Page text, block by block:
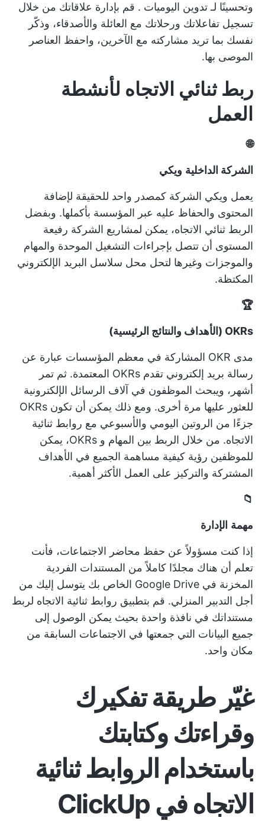
وتحسينًا لـتدوين اليوميات . قم بإدارة علاقاتك من خلال
تسجيل تفاعلاتك ورحلاتك مع العائلة والأصدقاء، وذكّر
نفسك بما تريد مشاركته مع الآخرين، واحفظ العناصر
الموصى بها.
ربط ثنائي الاتجاه لأنشطة
العمل
🌐
الشركة الداخلية ويكي
يعمل ويكي الشركة كمصدر واحد للحقيقة لإضافة
المحتوى والحفاظ عليه عبر المؤسسة بأكملها. وبفضل
الربط ثنائي الاتجاه، يمكن لمشاريع الشركة رفيعة
المستوى أن تتصل بإجراءات التشغيل الموحدة والمهام
والموجزات وغيرها لتحل محل سلاسل البريد الإلكتروني
المكتظة.
🏆
OKRs (الأهداف والنتائج الرئيسية)
مدى OKR المشاركة في معظم المؤسسات عبارة عن
رسالة بريد إلكتروني تقدم OKRs المعتمدة. ثم تمر
أشهر، ويبحث الموظفون في آلاف الرسائل الإلكترونية
للعثور عليها مرة أخرى. ومع ذلك
يمكن أن تكون OKRs
جزءًا من الروتين اليومي والأسبوعي مع روابط ثنائية
الاتجاه. من خلال الربط بين المهام و OKRs، يمكن
للموظفين رؤية كيفية مساهمة الجميع في الأهداف
المشتركة والتركيز على العمل الأكثر أهمية.
📁
مهمة الإدارة
إذا كنت مسؤولاً عن حفظ محاضر الاجتماعات، فأنت
تعلم أن هناك مجلدًا كاملاً من المستندات الفردية
المخزنة في Google Drive الخاص بك يتوسل إليك من
أجل التدبير المنزلي. قم بتطبيق روابط ثنائية الاتجاه لربط
مستنداتك في نافذة واحدة بحيث يمكن الوصول إلى
جميع البيانات التي جمعتها في الاجتماعات السابقة من
مكان واحد.
غيّر طريقة تفكيرك
وقراءتك وكتابتك
باستخدام الروابط ثنائية
الاتجاه في ClickUp